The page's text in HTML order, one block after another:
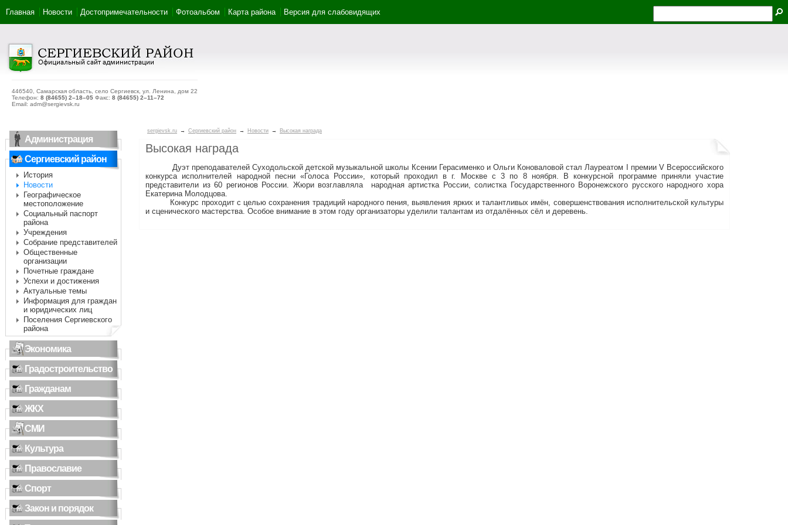
446540, Самарская область, село Сергиевск, ул. Ленина, дом 22
Телефон: 8 (84655) 2–18–05 Факс: 8 (84655) 2–11–72
Email: adm@sergievsk.ru
Главная Новости Достопримечательности Фотоальбом Карта района Версия для слабовидящих
Администрация
Сергиевский район
История
Новости
Географическое
местоположение
Социальный паспорт
района
Учреждения
Собрание представителей
Общественные
организации
Почетные граждане
Успехи и достижения
Актуальные темы
Информация для граждан
и юридических лиц
Поселения Сергиевского
района
Экономика
Градостроительство
Гражданам
ЖКХ
СМИ
Культура
Православие
Спорт
Закон и порядок
sergievsk.ru → Сергиевский район → Новости → Высокая награда
Высокая награда
Дуэт преподавателей Суходольской детской музыкальной школы Ксении Герасименко и Ольги Коноваловой стал Лауреатом I премии V Всероссийского
конкурса исполнителей народной песни «Голоса России», который проходил в г. Москве с 3 по 8 ноября. В конкурсной программе приняли участие
представители из 60 регионов России. Жюри возглавляла народная артистка России, солистка Государственного Воронежского русского народного хора
Екатерина Молодцова.
Конкурс проходит с целью сохранения традиций народного пения, выявления ярких и талантливых имён, совершенствования исполнительской культуры
и сценического мастерства. Особое внимание в этом году организаторы уделили талантам из отдалённых сёл и деревень.